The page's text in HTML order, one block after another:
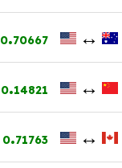
↔
0.70667
↔
0.14821
↔
0.71763